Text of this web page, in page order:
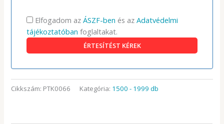
Elfogadom azÁSZF-ben és azAdatvédelmi
tájékoztatóban foglaltakat.
Cikkszám: PTK0066 Kategória: 1500 - 1999 db